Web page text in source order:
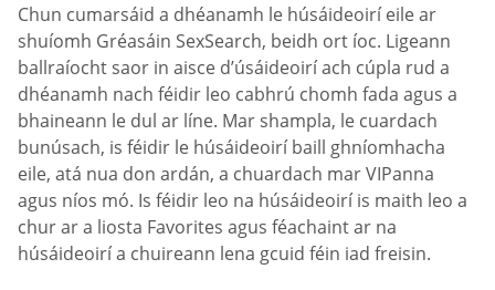
Chun cumarsáid a dhéanamh le húsáideoirí eile ar
shuíomh Gréasáin SexSearch, beidh ort íoc. Ligeann
ballraíocht saor in aisce d’úsáideoirí ach cúpla rud a
dhéanamh nach féidir leo cabhrú chomh fada agus a
bhaineann le dul ar líne. Mar shampla, le cuardach
bunúsach, is féidir le húsáideoirí baill ghníomhacha
eile, atá nua don ardán, a chuardach mar VIPanna
agus níos mó. Is féidir leo na húsáideoirí is maith leo a
chur ar a liosta Favorites agus féachaint ar na
húsáideoirí a chuireann lena gcuid féin iad freisin.